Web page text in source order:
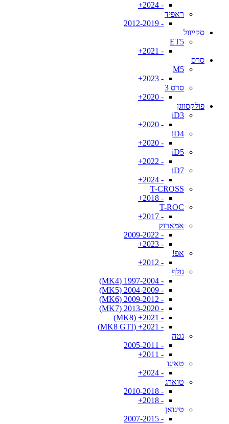
- 2024+
ראפיד
- 2012-2019
סקייוול
ET5
- 2021+
סרס
M5
- 2023+
סרס 3
- 2020+
פולקסווגן
iD3
- 2020+
iD4
- 2020+
iD5
- 2022+
iD7
- 2024+
T-CROSS
- 2018+
T-ROC
- 2017+
אמארוק
- 2009-2022
- 2023+
אפ!
- 2012+
גולף
- 1997-2004 (MK4)
- 2004-2009 (MK5)
- 2009-2012 (MK6)
- 2013-2020 (MK7)
- 2021+ (MK8)
- 2021+ (MK8 GTI)
גטה
- 2005-2011
- 2011+
טאיגו
- 2024+
טוארג
- 2010-2018
- 2018+
טיגואן
- 2007-2015